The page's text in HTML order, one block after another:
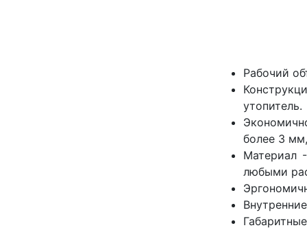
Рабочий
утопитель.
более 3
Материал
любыми